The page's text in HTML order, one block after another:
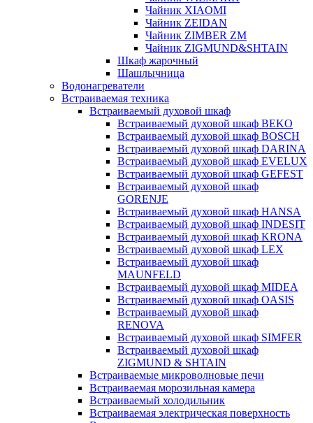
Чайник XIAOMI
Чайник ZEIDAN
Чайник ZIMBER ZM
Чайник ZIGMUND&SHTAIN
Шкаф жарочный
Шашлычница
Водонагреватели
Встраиваемая техника
Встраиваемый духовой шкаф
Встраиваемый духовой шкаф BEKO
Встраиваемый духовой шкаф BOSCH
Встраиваемый духовой шкаф DARINA
Встраиваемый духовой шкаф EVELUX
Встраиваемый духовой шкаф GEFEST
Встраиваемый духовой шкаф
GORENJE
Встраиваемый духовой шкаф HANSA
Встраиваемый духовой шкаф INDESIT
Встраиваемый духовой шкаф KRONA
Встраиваемый духовой шкаф LEX
Встраиваемый духовой шкаф
MAUNFELD
Встраиваемый духовой шкаф MIDEA
Встраиваемый духовой шкаф OASIS
Встраиваемый духовой шкаф
RENOVA
Встраиваемый духовой шкаф SIMFER
Встраиваемый духовой шкаф
ZIGMUND & SHTAIN
Встраиваемые микроволновые печи
Встраиваемая морозильная камера
Встраиваемый холодильник
Встраиваемая электрическая поверхность